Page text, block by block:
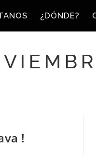
¿DÓNDE?
!